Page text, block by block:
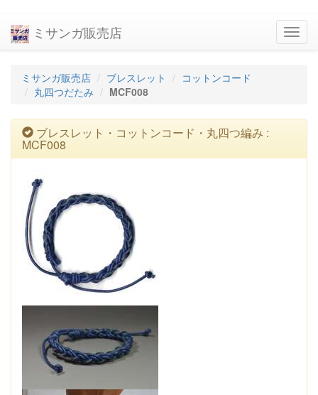
ミサンガ販売店
ミサンガ販売店 ブレスレット
コットンコード
丸四つだたみ
MCF008
ブレスレット・コットンコード・丸四つ編み :
MCF008